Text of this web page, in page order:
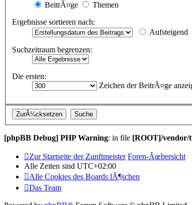
BeitrÃ¤ge
Themen
Ergebnisse sortieren nach:
Aufsteigend
Suchzeitraum begrenzen:
Die ersten:
Zeichen der BeitrÃ¤ge
[phpBB Debug] PHP Warning: in file [ROOT]/vendor/
Zur Startseite der Zunftmeister Foren-Ãœbersicht
Alle Zeiten sind UTC+02:00
Alle Cookies des Boards lÃ¶schen
Das Team